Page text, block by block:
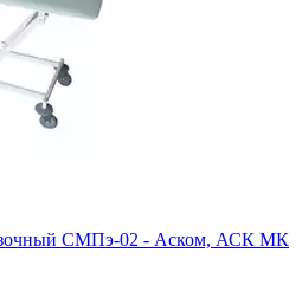
СМПэ-02 - Аском, АСК МК